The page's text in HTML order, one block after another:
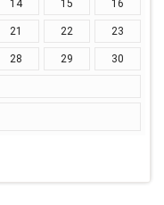
14 15 16
21 22 23
28 29 30